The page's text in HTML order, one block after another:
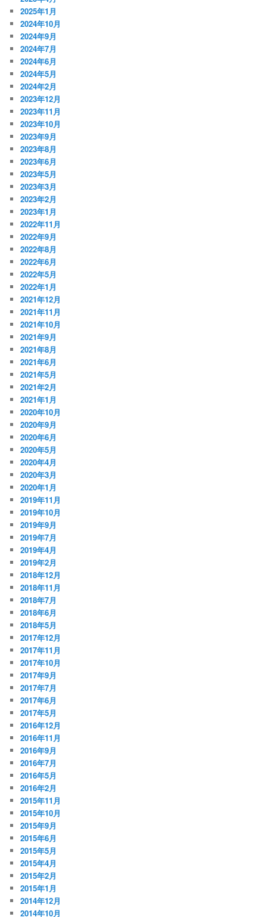
2025年1月
2024年10月
2024年9月
2024年7月
2024年6月
2024年5月
2024年2月
2023年12月
2023年11月
2023年10月
2023年9月
2023年8月
2023年6月
2023年5月
2023年3月
2023年2月
2023年1月
2022年11月
2022年9月
2022年8月
2022年6月
2022年5月
2022年1月
2021年12月
2021年11月
2021年10月
2021年9月
2021年8月
2021年6月
2021年5月
2021年2月
2021年1月
2020年10月
2020年9月
2020年6月
2020年5月
2020年4月
2020年3月
2020年1月
2019年11月
2019年10月
2019年9月
2019年7月
2019年4月
2019年2月
2018年12月
2018年11月
2018年7月
2018年6月
2018年5月
2017年12月
2017年11月
2017年10月
2017年9月
2017年7月
2017年6月
2017年5月
2016年12月
2016年11月
2016年9月
2016年7月
2016年5月
2016年2月
2015年11月
2015年10月
2015年9月
2015年6月
2015年5月
2015年4月
2015年2月
2015年1月
2014年12月
2014年10月